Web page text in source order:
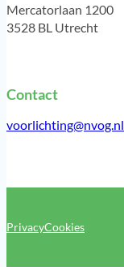
Mercatorlaan 1200
3528 BL Utrecht
Contact
voorlichting@nvog.nl
PrivacyCookies